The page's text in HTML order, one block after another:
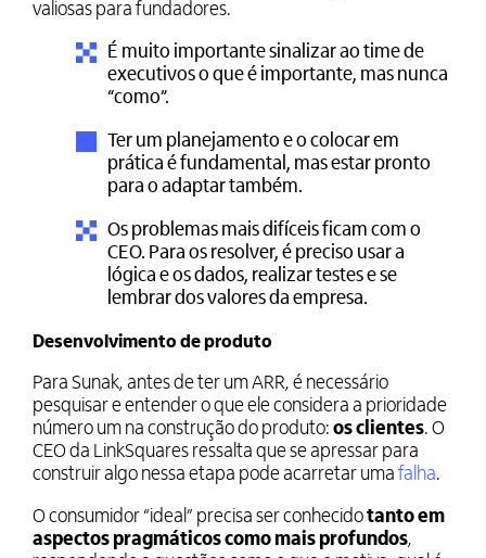
valiosas para fundadores.
É muito importante sinalizar ao time de
executivos o que é importante, mas nunca
“como”.
Ter um planejamento e o colocar em
prática é fundamental, mas estar pronto
para o adaptar também.
Os problemas mais difíceis ficam com o
CEO. Para os resolver, é preciso usar a
lógica e os dados, realizar testes e se
lembrar dos valores da empresa.
Desenvolvimento de produto
Para Sunak, antes de ter um ARR, é necessário
pesquisar e entender o que ele considera a prioridade
número um na construção do produto: osclientes. O
CEO da LinkSquares ressalta que se apressar para
construir algo nessa etapa pode acarretar uma falha.
O consumidor “ideal” precisa ser conhecidotanto em
aspectos pragmáticos como mais profundos,